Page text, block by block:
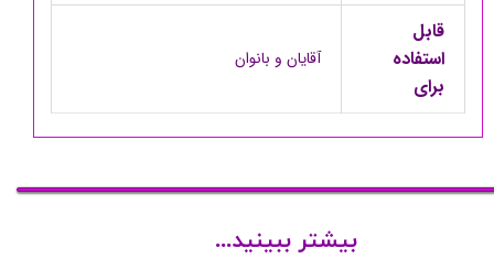
قابل
استفاده
برای
آقایان و بانوان
بیشتر ببینید...